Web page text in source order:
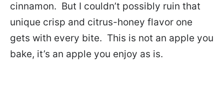
cinnamon. But I couldn’t possibly ruin that
unique crisp and citrus-honey flavor one
gets with every bite. This is not an apple you
bake, it’s an apple you enjoy as is.